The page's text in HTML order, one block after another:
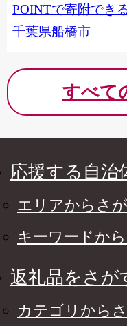
め 年末
POINTで寄附でき
千葉県船橋市
すべて
応援する自治
エリアからさ
キーワードか
返礼品をさが
カテゴリから